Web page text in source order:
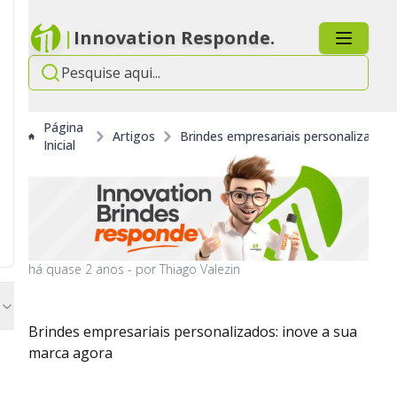
| Innovation Responde.
Página
Inicial
Artigos Brindes empresariais
há quase 2 anos - por Thiago Valezin
Brindes empresariais personalizados: inove a sua
marca agora